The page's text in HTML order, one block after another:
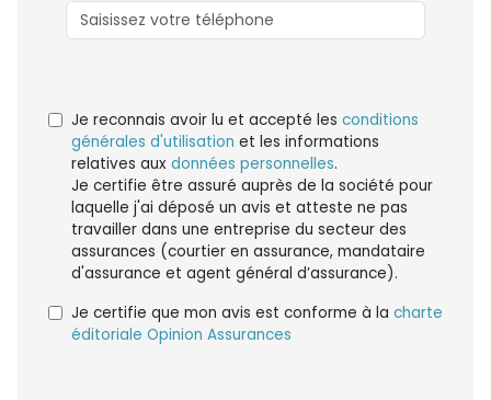
Je reconnais avoir lu et accepté les conditions
générales d'utilisation et les informations
relatives aux données personnelles.
Je certifie être assuré auprès de la société pour
laquelle j'ai déposé un avis et atteste ne pas
travailler dans une entreprise du secteur des
assurances (courtier en assurance, mandataire
d'assurance et agent général d’assurance).
Je certifie que mon avis est conforme à la charte
éditoriale Opinion Assurances